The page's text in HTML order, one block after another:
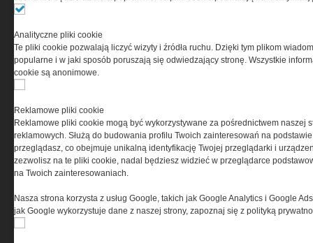
w tym w sposób dostosowany do indywidualnych potrzeb.
Korzystanie z witryny bez zmiany ustawień dotyczących
cookies oznacza, że będą one zamieszczane w Twoim
urządzeniu końcowym. W każdym momencie możesz
serwisu prosimy o zapoznanie się z naszą
prywatnościorazinformacją o cookies.
Analityczne pliki cookie
Te pliki cookie pozwalają liczyć wizyty i źródła ruchu. Dzięki tym plikom
popularne i w jaki sposób poruszają się odwiedzający stronę. Wszystkie
cookie są anonimowe.
Reklamowe pliki cookie
Reklamowe pliki cookie mogą być wykorzystywane za pośrednictwem naszej
reklamowych. Służą do budowania profilu Twoich zainteresowań na
przeglądasz, co obejmuje unikalną identyfikację Twojej przeglądarki i
zezwolisz na te pliki cookie, nadal będziesz widzieć w przeglądarce
na Twoich zainteresowaniach.
Nasza strona korzysta z usług Google, takich jak Google Analytics i Google
jak Google wykorzystuje dane z naszej strony, zapoznaj się z polityką